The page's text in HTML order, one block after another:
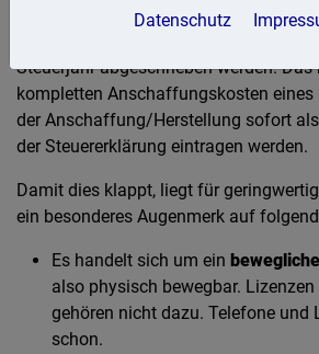
über das Firmenkonto oder eine
Steuerjahr abgeschrieben werden. Das
kompletten Anschaffungskosten eines
der Anschaffung/Herstellung sofort
der Steuererklärung eintragen werden.
Damit dies klappt, liegt für
ein besonderes Augenmerk auf
Es handelt sich um ein
also physisch bewegbar. Lizenzen
gehören nicht dazu. Telefone und
schon.
Datenschutz